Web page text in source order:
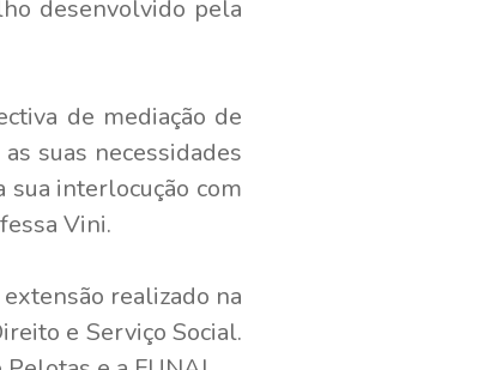
desenvolvido pela
de mediação de
suas necessidades
interlocução com
Vini.
realizado na
e Serviço Social.